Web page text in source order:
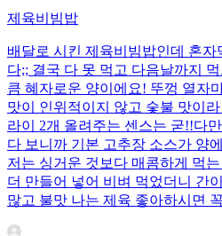
제육비빔밥
배달로 시킨 제육비빔밥인데 혼자
다;; 결국 다 못 먹고 다음날까지
큼 혜자로운 양이에요! 뚜껑 열자
맛이 인위적이지 않고 숯불 맛이
라이 2개 올려주는 센스는 굳!! ​다
다 보니까 기본 고추장 소스가 양
저는 싱거운 것보다 매콤하게 먹
더 만들어 넣어 비벼 먹었더니 간
많고 불맛 나는 제육 좋아하시면